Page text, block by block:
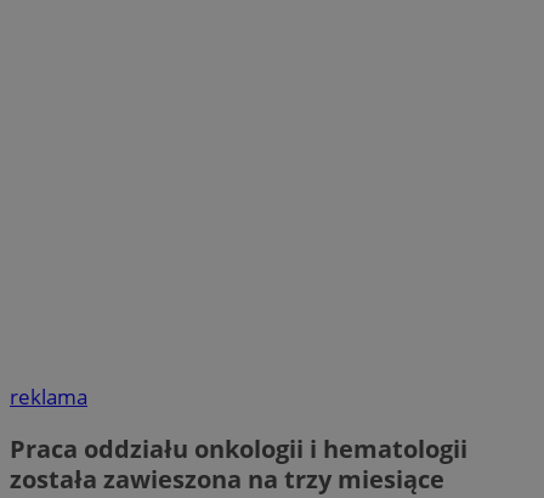
reklama
Praca oddziału onkologii i hematologii
została zawieszona na trzy miesiące